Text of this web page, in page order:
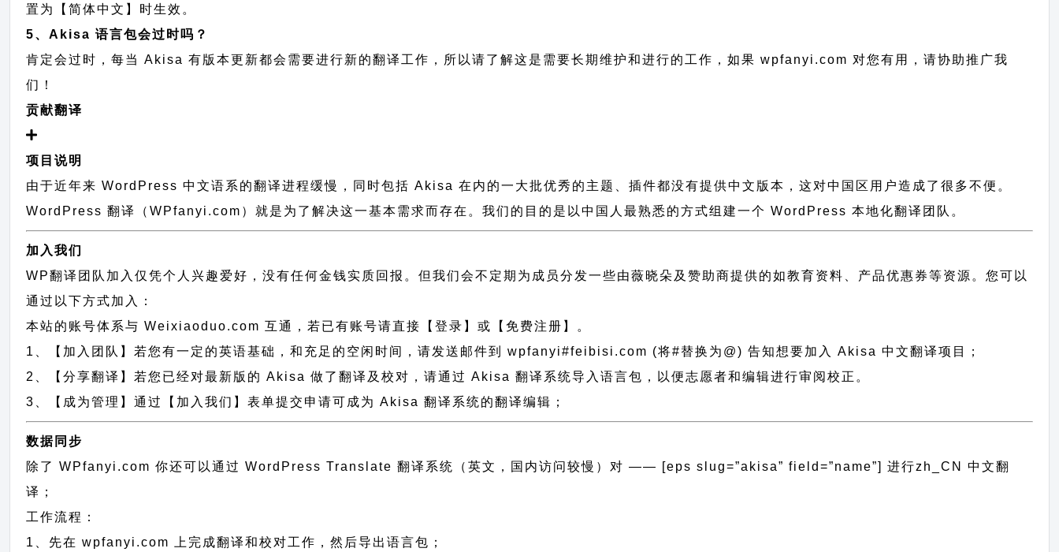
置为【简体中文】时生效。
5、Akisa 语言包会过时吗？
肯定会过时，每当 Akisa 有版本更新都会需要进行新的翻译工作，所以请了解这是需要长期维护和进行的工作，如果 wpfanyi.com 对您有用，请协助推广我
们！
贡献翻译
项目说明
由于近年来 WordPress 中文语系的翻译进程缓慢，同时包括 Akisa 在内的一大批优秀的主题、插件都没有提供中文版本，这对中国区用户造成了很多不便。
WordPress 翻译（WPfanyi.com） 就是为了解决这一基本需求而存在。我们的目的是以中国人最熟悉的方式组建一个 WordPress 本地化翻译团队。
加入我们
WP翻译团队加入仅凭个人兴趣爱好，没有任何金钱实质回报。但我们会不定期为成员分发一些由薇晓朵及赞助商提供的如教育资料、产品优惠券等资源。您可以
通过以下方式加入：
本站的账号体系与Weixiaoduo.com 互通，若已有账号请直接【登录】或【免费注册】。
1、【加入团队】若您有一定的英语基础，和充足的空闲时间，请发送邮件到 wpfanyi#feibisi.com (将#替换为@) 告知想要加入 Akisa 中文翻译项目；
2、【分享翻译】若您已经对最新版的 Akisa 做了翻译及校对，请通过 Akisa 翻译系统导入语言包，以便志愿者和编辑进行审阅校正。
3、【成为管理】通过【加入我们】表单提交申请可成为 Akisa 翻译系统的翻译编辑；
数据同步
除了 WPfanyi.com 你还可以通过WordPress Translate 翻译系统（英文，国内访问较慢）对 —— [eps slug=”akisa” field=”name”]进行zh_CN
中文翻
译；
工作流程：
1、先在 wpfanyi.com 上完成翻译和校对工作，然后导出语言包；